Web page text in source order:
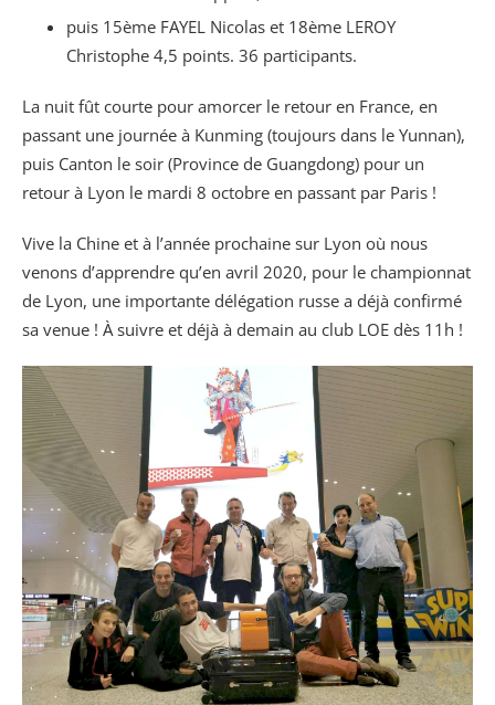
puis 15ème FAYEL Nicolas et 18ème LEROY
Christophe 4,5 points. 36 participants.
La nuit fût courte pour amorcer le retour en France, en
passant une journée à Kunming (toujours dans le Yunnan),
puis Canton le soir (Province de Guangdong) pour un
retour à Lyon le mardi 8 octobre en passant par Paris !
Vive la Chine et à l’année prochaine sur Lyon où nous
venons d’apprendre qu’en avril 2020, pour le championnat
de Lyon, une importante délégation russe a déjà confirmé
sa venue ! À suivre et déjà à demain au club LOE dès 11h !